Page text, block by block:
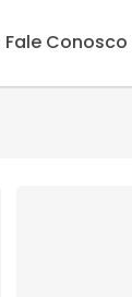
Fale Conosco